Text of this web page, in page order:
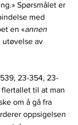
Spørsmålet er
med
en «annen
av
23-354, 23-
til at man
om å gå fra
oppsigelsen